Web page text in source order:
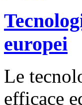
europei
Le
efficace